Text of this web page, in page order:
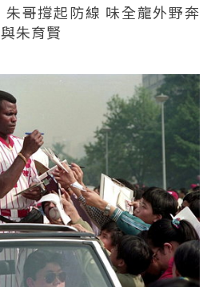
哥撐起防線 味全龍外野奔
朱育賢